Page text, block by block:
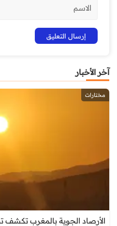
آخر الأخبار
مختارات
الأرصاد الجوية بالمغرب